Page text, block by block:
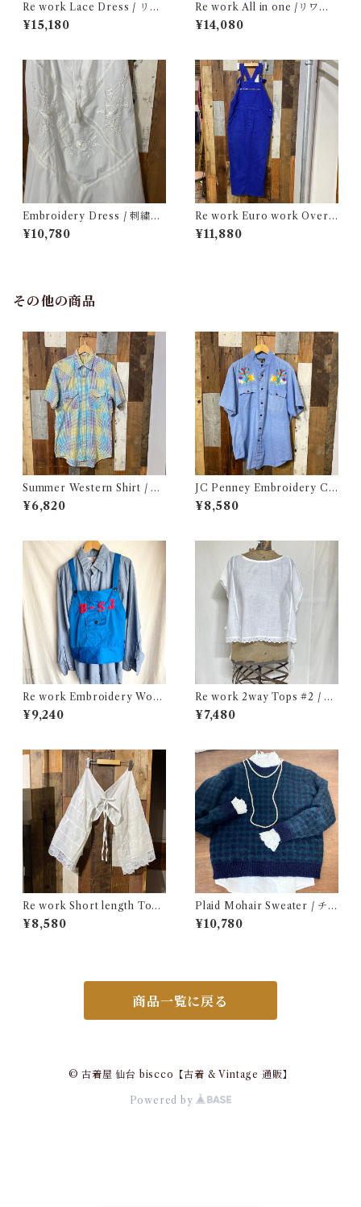
Re work Lace Dress / リワ
ーク レース ドレス 古着
¥15,180
Re work All in one /リワー
ク オールインワン 古着
¥14,080
Embroidery Dress / 刺繍入
り キャミ ドレス
¥10,780
Re work Euro work Overal
l / リワーク ユーロ ワーク オ
ーバーオール サロペット 古着
¥11,880
その他の商品
Summer Western Shirt / シ
ョートスリーブ ウエスタン シ
ャツ 古着
¥6,820
JC Penney Embroidery Ch
ambray Shirt / ジェイシーペ
ニー 刺繍入り シャンブレー シ
¥8,580
Re work Embroidery Work
Apron Vest / リワーク 刺繍
入り ワーク エプロン ベスト
¥9,240
Re work 2way Tops #2 / リ
ワーク 2way トップス 古着
¥7,480
Re work Short length Tops
/ リワーク ショート丈 ボレロ
シャツ 古着
¥8,580
Plaid Mohair Sweater / チェ
ック柄 モヘア セーター 古着
¥10,780
商品一覧に戻る
© 古着屋 仙台 biscco【古着 & Vintage 通販】
Powered by